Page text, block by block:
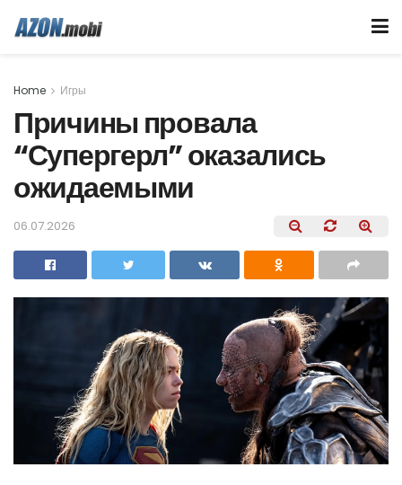
Home Игры
Причины провала
“Супергерл” оказались
ожидаемыми
06.07.2026